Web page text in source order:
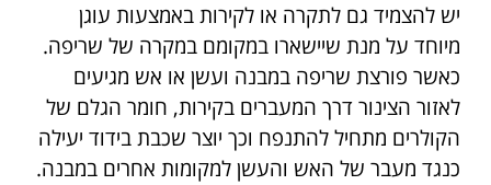
יש להצמיד גם לתקרה או לקירות באמצעות עוגן
מיוחד על מנת שיישארו במקומם במקרה של שריפה.
כאשר פורצת שריפה במבנה ועשן או אש מגיעים
לאזור הצינור דרך המעברים בקירות, חומר הגלם של
הקולרים מתחיל להתנפח וכך יוצר שכבת בידוד יעילה
כנגד מעבר של האש והעשן למקומות אחרים במבנה.